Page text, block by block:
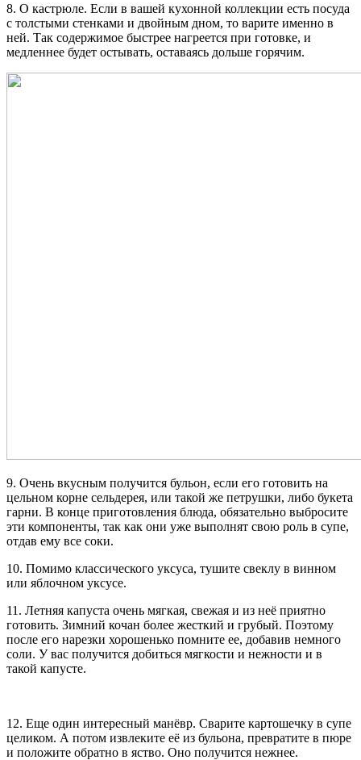
8. О кастрюле. Если в вашей кухонной коллекции есть посуда
с толстыми стенками и двойным дном, то варите именно в
ней. Так содержимое быстрее нагреется при готовке, и
медленнее будет остывать, оставаясь дольше горячим.
9. Очень вкусным получится бульон, если его готовить на
цельном корне сельдерея, или такой же петрушки, либо букета
гарни. В конце приготовления блюда, обязательно выбросите
эти компоненты, так как они уже выполнят свою роль в супе,
отдав ему все соки.
10. Помимо классического уксуса, тушите свеклу в винном
или яблочном уксусе.
11. Летняя капуста очень мягкая, свежая и из неё приятно
готовить. Зимний кочан более жесткий и грубый. Поэтому
после его нарезки хорошенько помните ее, добавив немного
соли. У вас получится добиться мягкости и нежности и в
такой капусте.
12. Еще один интересный манёвр. Сварите картошечку в супе
целиком. А потом извлеките её из бульона, превратите в пюре
и положите обратно в яство. Оно получится нежнее.